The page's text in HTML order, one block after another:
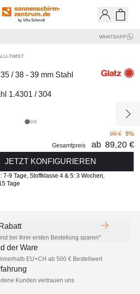
by Villa Schmidt
WHATSAPP
TWIST
/ 38 - 39 mm Stahl
1.4301 / 304
99 € 9%
Gesamtpreis
ab 89,20 €
JETZT KONFIGURIEREN
7-9 Tage, Stoffklasse 4 & 5: 3 Wochen,
Tage
bei Ihrer ersten Bestellung sparen*
der Ware
EU+CH ab 500 € Bestellwert
Kunden vertrauen uns